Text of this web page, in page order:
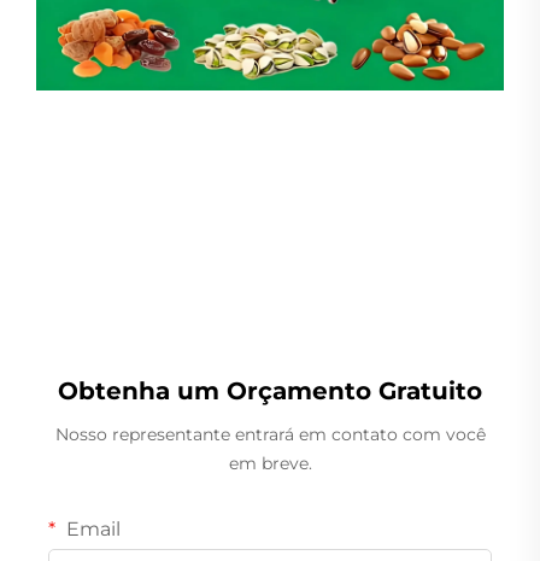
Obtenha um Orçamento Gratuito
Nosso representante entrará em contato com você
em breve.
Email